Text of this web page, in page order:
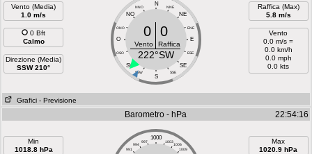
Vento (Media)
1.0 m/s
0 Bft
Calmo
Direzione (Media)
SSW 210°
N
NO
NE
O E
SW
SE
S
NNO NNE
ONO ENE
OSO ESE
SSW SSE
0 0
Vento Raffica
222°SW
Raffica (Max)
5.8 m/s
Vento
0.0 m/s =
0.0 km/h
0.0 mph
0.0 kts
Grafici - Previsione
Barometro - hPa 22:54:16
Min
1018.8 hPa
1000
991 1009
997 1003
994 1006
Max
1020.9 hPa